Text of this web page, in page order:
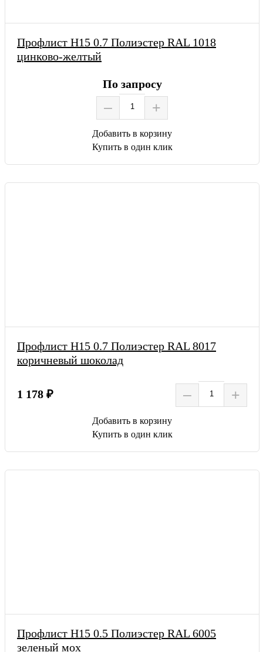
Профлист Н15 0.7 Полиэстер RAL 1018
цинково-желтый
По запросу
– +
Добавить в корзину
Купить в один клик
Профлист Н15 0.7 Полиэстер RAL 8017
коричневый шоколад
1 178 ₽ – +
Добавить в корзину
Купить в один клик
Профлист Н15 0.5 Полиэстер RAL 6005
зеленый мох